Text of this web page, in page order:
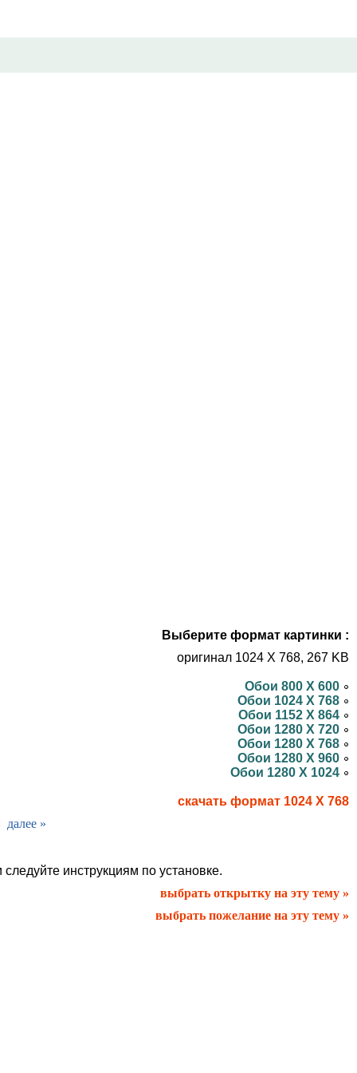
Выберите формат картинки :
оригинал 1024 X 768, 267 KB
Обои 800 X 600
Обои 1024 X 768
Обои 1152 X 864
Обои 1280 X 720
Обои 1280 X 768
Обои 1280 X 960
Обои 1280 X 1024
скачать формат 1024 X 768
далее »
инструкциям по установке.
выбрать открытку на эту тему »
выбрать пожелание на эту тему »